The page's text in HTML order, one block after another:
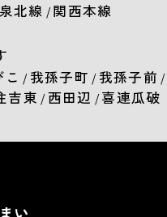
北線 / 関西本線
こ / 我孫子町 / 我孫子前 /
吉東 / 西田辺 /喜連瓜破